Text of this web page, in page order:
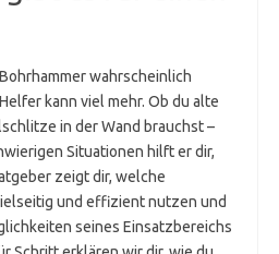
wahrscheinlich
kann viel mehr. Ob du alte
in der Wand brauchst –
Situationen hilft er dir,
zeigt dir, welche
und effizient nutzen und
seines Einsatzbereichs